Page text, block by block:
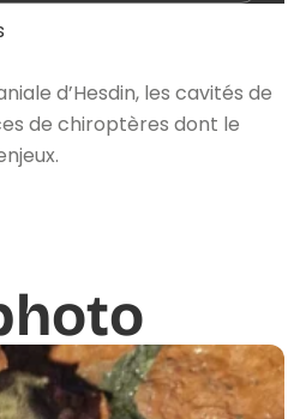
d’Hesdin, les cavités de
de chiroptères dont le